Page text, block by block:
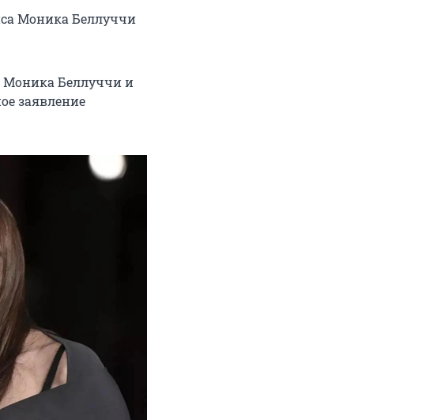
Моника Беллуччи
Моника Беллуччи и
заявление